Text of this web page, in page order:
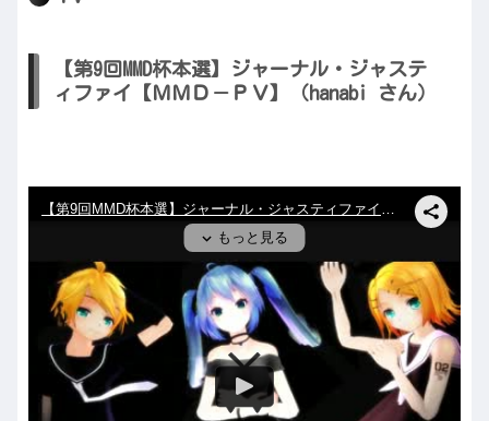
【第9回MMD杯本選】ジャーナル・ジャステ
ィファイ【ＭＭＤ－ＰＶ】（hanabi さん）